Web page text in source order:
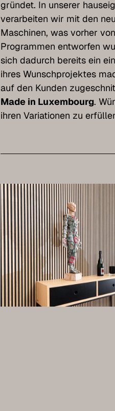
gründet. In unserer
verarbeiten wir mit den
Maschinen, was vorher
Programmen entworfen
sich dadurch bereits ein
ihres Wunschprojektes
auf den Kunden
Made in Luxembourg.
ihren Variationen zu